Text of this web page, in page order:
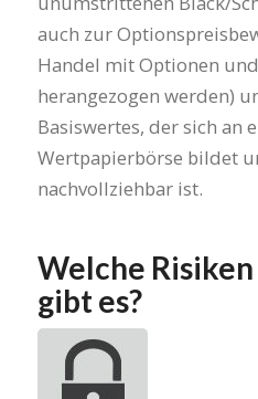
auch zur
Handel mit Optionen
herangezogen werden)
Basiswertes, der sich an
Wertpapierbörse bildet
nachvollziehbar ist.
Welche
gibt es?